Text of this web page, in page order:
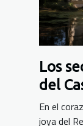
Los
del
En el
joya del